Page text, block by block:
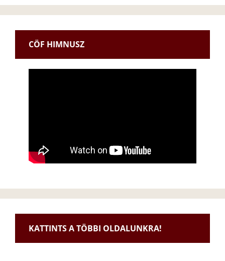
CÖF HIMNUSZ
KATTINTS A TÖBBI OLDALUNKRA!